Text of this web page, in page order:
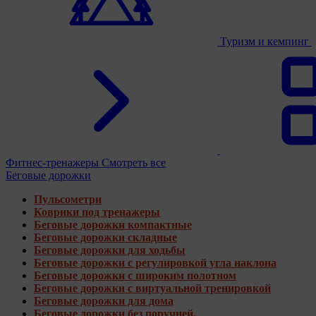
Туризм и кемпинг
Фитнес-тренажеры Смотреть все
Беговые дорожки
Пульсометри
Коврики под тренажеры
Беговые дорожки компактные
Беговые дорожки складные
Беговые дорожки для ходьбы
Беговые дорожки с регулировкой угла наклона
Беговые дорожки с широким полотном
Беговые дорожки с виртуальной тренировкой
Беговые дорожки для дома
Беговые дорожки без поручней.